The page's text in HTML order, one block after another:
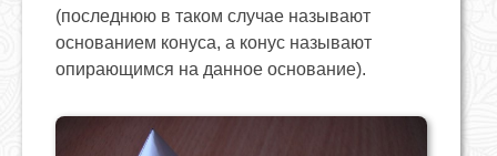
(последнюю в таком случае называют
основанием конуса, а конус называют
опирающимся на данное основание).